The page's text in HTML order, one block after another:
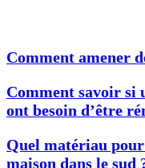
Comment amener
Comment savoir si
ont besoin d’être
Quel matériau
maison dans le sud